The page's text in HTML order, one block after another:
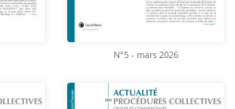
N°5 - mars 2026